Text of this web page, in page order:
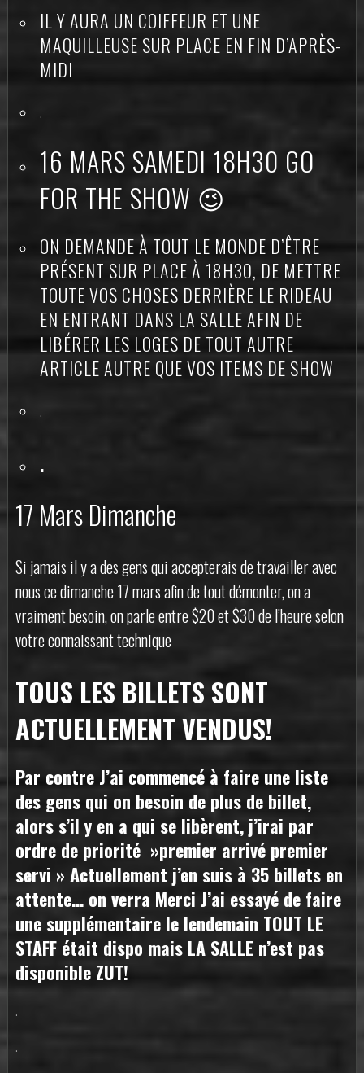
IL Y AURA UN COIFFEUR ET UNE
MAQUILLEUSE SUR PLACE EN FIN D’APRÈS-
MIDI
.
16 MARS SAMEDI 18H30 GO
FOR THE SHOW 😉
ON DEMANDE À TOUT LE MONDE D’ÊTRE
PRÉSENT SUR PLACE À 18H30, DE METTRE
TOUTE VOS CHOSES DERRIÈRE LE RIDEAU
EN ENTRANT DANS LA SALLE AFIN DE
LIBÉRER LES LOGES DE TOUT AUTRE
ARTICLE AUTRE QUE VOS ITEMS DE SHOW
.
.
17 Mars Dimanche
Si jamais il y a des gens qui accepterais de travailler avec
nous ce dimanche 17 mars afin de tout démonter, on a
vraiment besoin, on parle entre $20 et $30 de l’heure selon
votre connaissant technique
TOUS LES BILLETS SONT
ACTUELLEMENT VENDUS!
Par contre J’ai commencé à faire une liste
des gens qui on besoin de plus de billet,
alors s’il y en a qui se libèrent, j’irai par
ordre de priorité »premier arrivé premier
servi » Actuellement j’en suis à 35 billets en
attente… on verra Merci J’ai essayé de faire
une supplémentaire le lendemain TOUT LE
STAFF était dispo mais LA SALLE n’est pas
disponible ZUT!
.
.